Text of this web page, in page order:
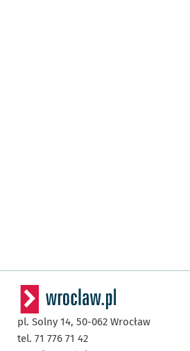
pl. Solny 14, 50-062 Wrocław
tel. 71 776 71 42